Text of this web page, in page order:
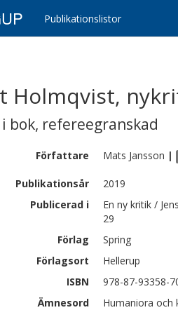
Publikationslistor
Holmqvist,
bok, refereegranskad
Författare Mats Jansson |
Publikationsår
2019
Publicerad i
En ny kritik /
29
Förlag
Spring
Förlagsort
Hellerup
ISBN
978-87-93358-
Ämnesord
Humaniora